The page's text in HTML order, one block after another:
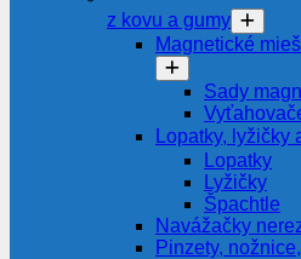
z kovu a gumy
Magnetické
Sady
Lopatky, lyžičky
Lopatky
Lyžičky
Špachtle
Navážačky
Pinzety,